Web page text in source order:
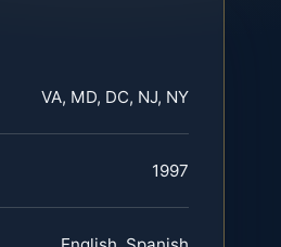
VA, MD, DC, NJ, NY
1997